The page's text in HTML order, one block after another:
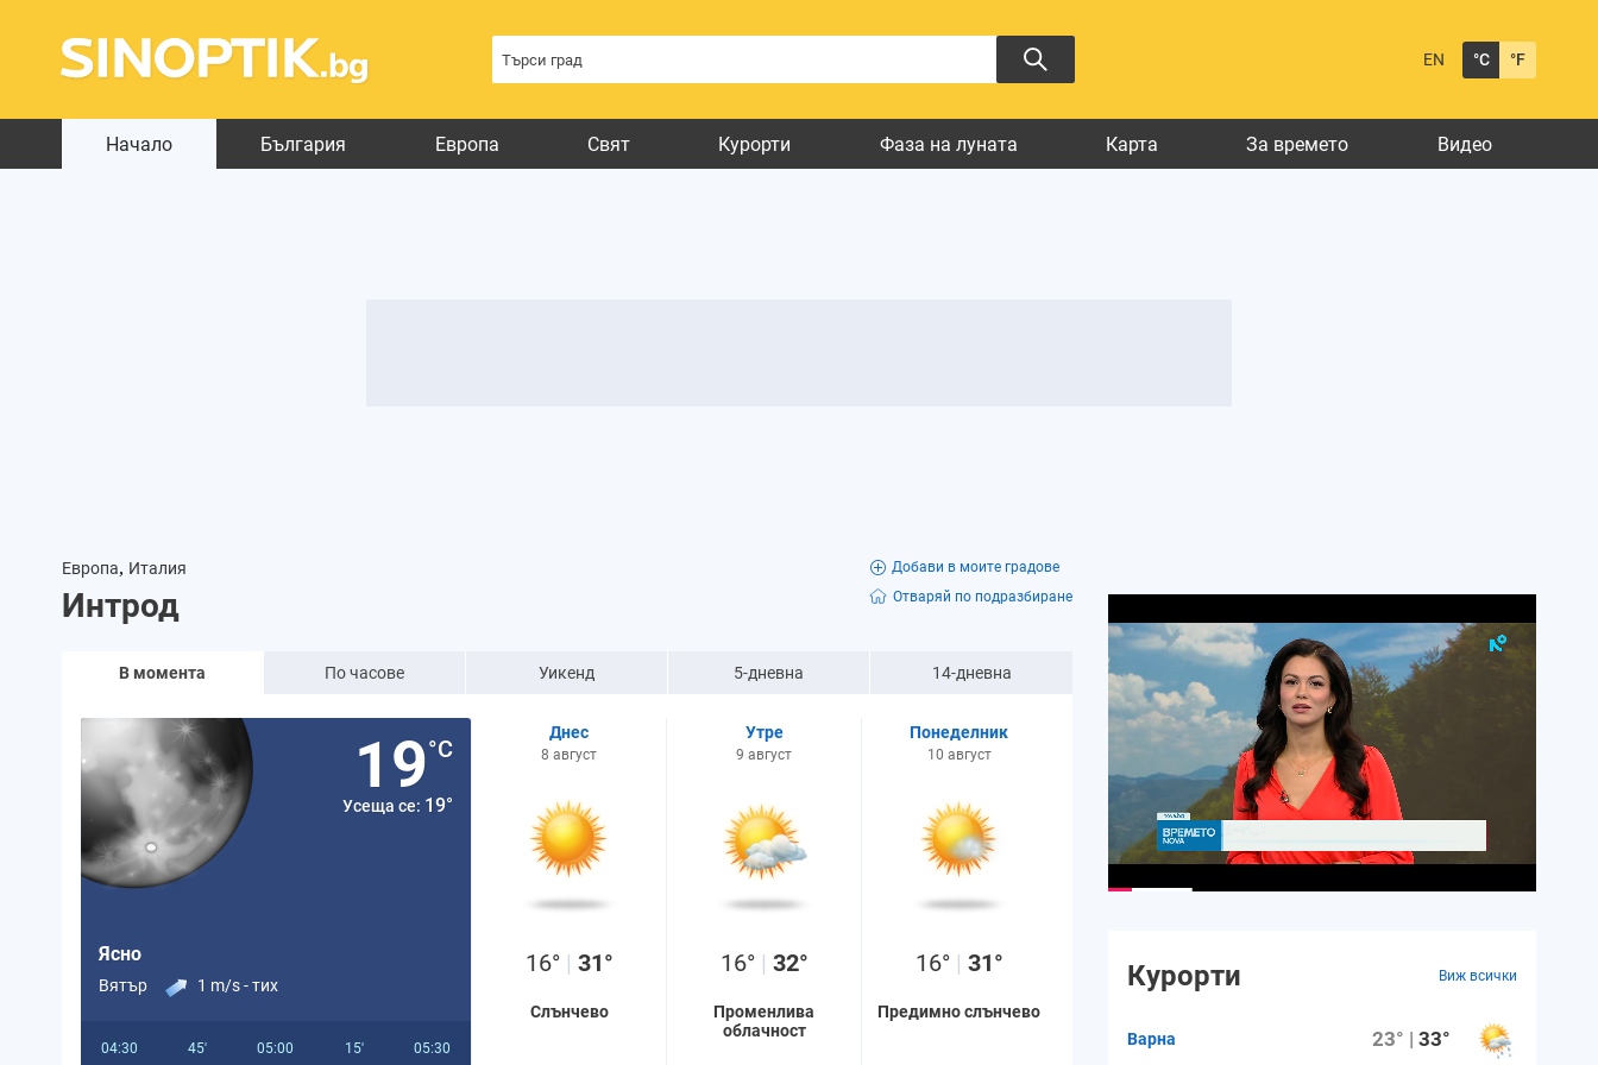
EN °C °F
Начало България Европа Свят Курорти Фаза на луната Карта За времето Видео
Европа, Италия
Интрод
Добави в моите градове
Отваряй по подразбиране
В момента По часове Уикенд 5-дневна 14-дневна
19°C
Усеща се: 19°
Ясно
Вятър 1 m/s -тих
04:30 45' 05:00 15' 05:30
Днес
8 август
16° | 31°
Слънчево
Утре
9 август
16° | 32°
Променлива
облачност
Понеделник
10 август
16° | 31°
Предимно слънчево
Курорти Виж всички
Варна 23° |33°